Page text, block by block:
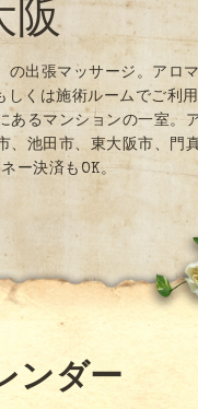
阪
の出張マッサージ。アロマ
しくは施術ルームでご利用
あるマンションの一室。ア
、池田市、東大阪市、門
ー決済もOK。
ンダー